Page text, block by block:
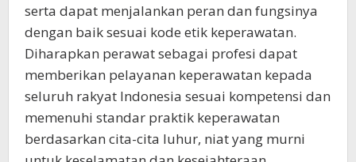
serta dapat menjalankan peran dan fungsinya
dengan baik sesuai kode etik keperawatan.
Diharapkan perawat sebagai profesi dapat
memberikan pelayanan keperawatan kepada
seluruh rakyat Indonesia sesuai kompetensi dan
memenuhi standar praktik keperawatan
berdasarkan cita-cita luhur, niat yang murni